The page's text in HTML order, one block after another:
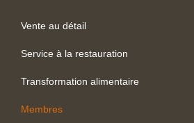
Vente au détail
Service à la restauration
Transformation alimentaire
Membres